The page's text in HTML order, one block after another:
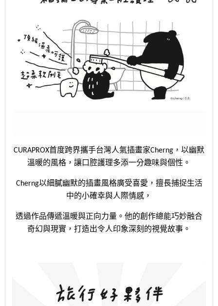
CURAPROX首度跨界攜手台灣人氣插畫家Cherng，以幽默
溫暖的風格，讓口腔護理多添一分趣味與個性。
Cherng以細膩幽默的插畫風格廣受喜愛，擅長捕捉生活
中的小確幸與人際情感，
透過作品傳遞溫暖與正向力量。他的創作總能巧妙融合
奇幻與現實，打造出令人印象深刻的視覺故事。